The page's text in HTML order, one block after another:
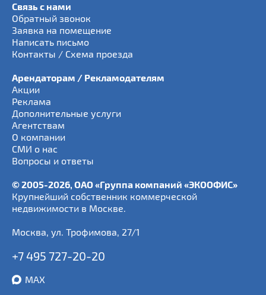
Связь с нами
Обратный звонок
Заявка на помещение
Написать письмо
Контакты / Схема проезда
Арендаторам / Рекламодателям
Акции
Реклама
Дополнительные услуги
Агентствам
О компании
СМИ о нас
Вопросы и ответы
© 2005-2026, ОАО «Группа компаний «ЭКООФИС»
Крупнейший собственник коммерческой
недвижимости в Москве.
Москва, ул. Трофимова, 27/1
+7 495 727-20-20
MAX